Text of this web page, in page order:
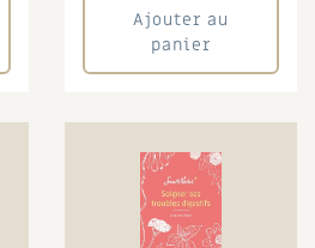
Ajouter au
panier